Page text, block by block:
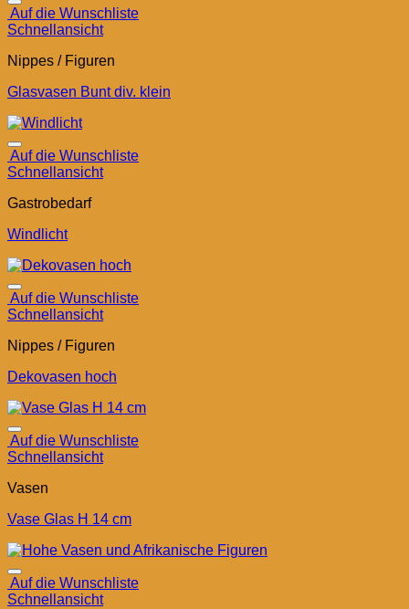
Auf die Wunschliste
Schnellansicht
Nippes / Figuren
Glasvasen Bunt div. klein
Auf die Wunschliste
Schnellansicht
Gastrobedarf
Windlicht
Auf die Wunschliste
Schnellansicht
Nippes / Figuren
Dekovasen hoch
Auf die Wunschliste
Schnellansicht
Vasen
Vase Glas H 14 cm
Auf die Wunschliste
Schnellansicht